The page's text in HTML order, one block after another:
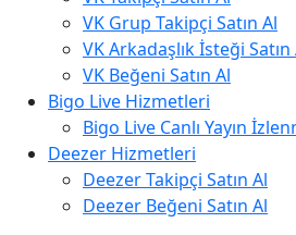
VK Grup Takipçi Satın Al
VK Arkadaşlık İsteği Satın
VK Beğeni Satın Al
Bigo Live Hizmetleri
Bigo Live Canlı Yayın
Deezer Hizmetleri
Deezer Takipçi Satın Al
Deezer Beğeni Satın Al